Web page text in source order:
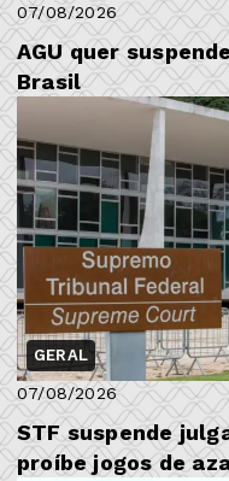
07/08/2026
AGU quer
Brasil
GERAL
07/08/2026
STF suspende
proíbe jogos de